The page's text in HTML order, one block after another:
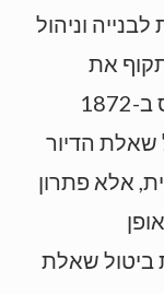
וניהול
את
המערכת כולה. כפי שהסביר אנגלס ב-1872
שאלת הדיור
אלא פתרון
ביטול שאלת